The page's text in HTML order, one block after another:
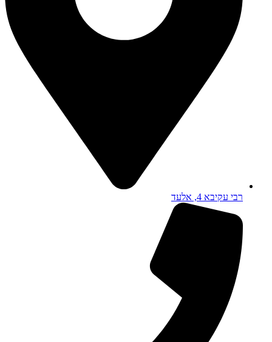
רבי עקיבא 4, אלעד